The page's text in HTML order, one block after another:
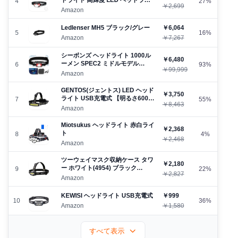
プ 2個セット 【集光・散光切替/
30時間/ IPX4防水/ CE ROHS認証
済み/ 24ヶ月保証】 赤色サブライ
ト搭載 夜釣り 最適 登山 キャンプ
散歩 作業 釣り アウトドア 災害 停
電用 小型 軽量 ヘッド ライト
Amazon
￥2,699
5
Ledlenser MH5 ブラック/グレー
Amazon
￥6,064
￥7,267
16%
6
シーボンズ ヘッドライト 1000ル
ーメン SPEC2 ミドルモデル
2600mAhバッテリー
Amazon
￥6,480
￥99,999
93%
7
GENTOS(ジェントス) LED ヘッド
ライト USB充電式 【明るさ600ル
ーメン/実用点灯2.5時間/COB(発
池または単3形電池3本使用 NRX-
180H ANSI規格準拠
Amazon
￥3,750
￥8,463
55%
8
Miotsukus ヘッドライト 赤白ライ
ト
Amazon
￥2,368
￥2,468
4%
9
ツーウェイマスク収納ケース タワ
ー ホワイト(4954) ブラック
(4955) マスク収納 マスクケース
ネット収納 玄関収納 風邪予防 イ
ンフルエンザ予防 花粉症 収納術
山崎実業 YAMAZAKI【あす楽対
応】
Amazon
￥2,180
￥2,827
22%
10
KEWISI ヘッドライト USB充電式
Amazon
￥999
￥1,580
36%
すべて表示